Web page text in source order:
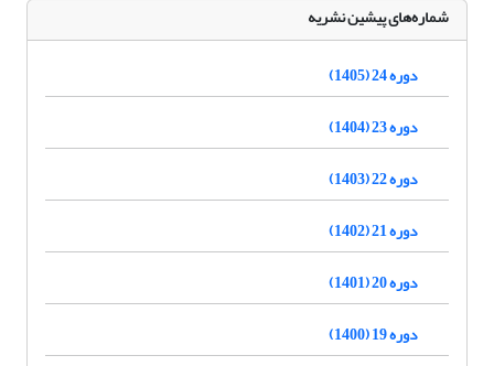
شماره‌های پیشین نشریه
دوره 24 (1405)
دوره 23 (1404)
دوره 22 (1403)
دوره 21 (1402)
دوره 20 (1401)
دوره 19 (1400)